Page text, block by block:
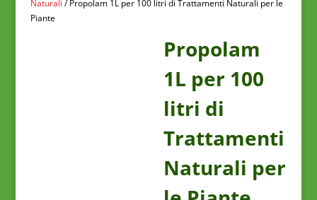
Naturali / Propolam 1L per 100 litri di Trattamenti Naturali per le
Piante
Propolam
1L per 100
litri di
Trattamenti
Naturali per